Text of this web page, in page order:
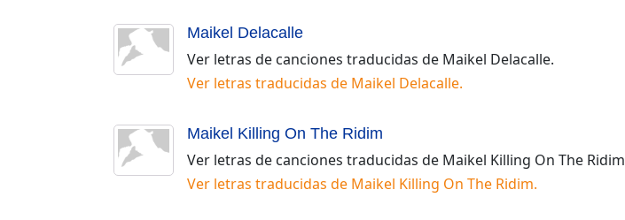
Maikel Delacalle
Ver letras de canciones traducidas de Maikel Delacalle.
Ver letras traducidas de Maikel Delacalle.
Maikel Killing On The Ridim
Ver letras de canciones traducidas de Maikel Killing On The Ridim
Ver letras traducidas de Maikel Killing On The Ridim.